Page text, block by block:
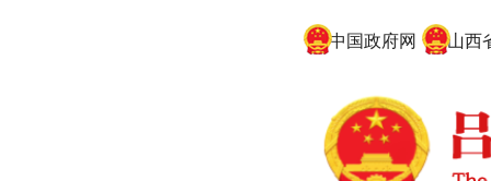
中国政府网 山西省